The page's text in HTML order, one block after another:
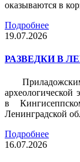
оказываются в
Подробнее
19.07.2026
РАЗВЕДКИ В
в
Ленинградской
Подробнее
16.07.2026